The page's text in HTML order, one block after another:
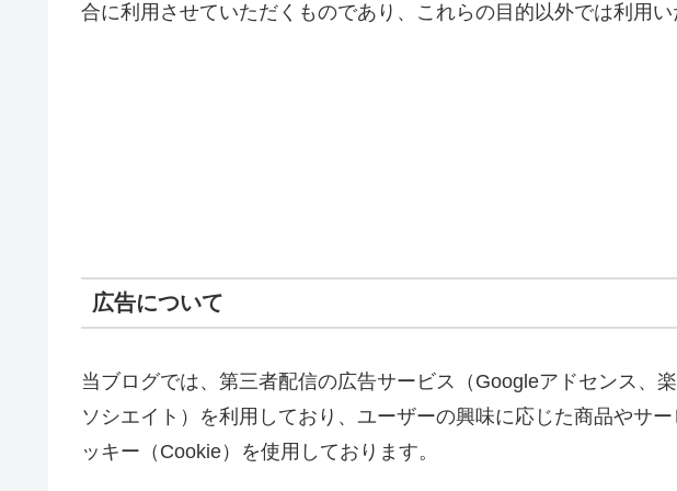
合に利用させていただくものであり、これらの目的以外では利用い
広告について
当ブログでは、第三者配信の広告サービス（Googleアドセンス、
ソシエイト）を利用しており、ユーザーの興味に応じた商品やサ
ッキー（Cookie）を使用しております。